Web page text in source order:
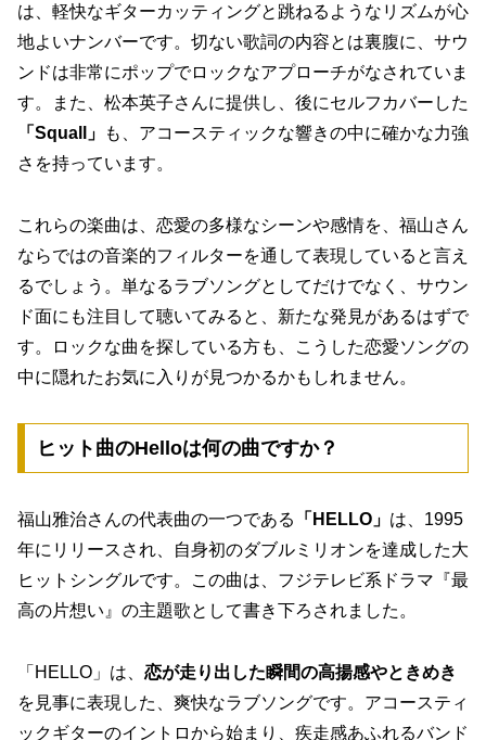
は、軽快なギターカッティングと跳ねるようなリズムが心
地よいナンバーです。切ない歌詞の内容とは裏腹に、サウ
ンドは非常にポップでロックなアプローチがなされていま
す。また、松本英子さんに提供し、後にセルフカバーした
「Squall」
も、アコースティックな響きの中に確かな力強
さを持っています。
これらの楽曲は、 恋愛の多様なシーンや感情を、福山さん
ならではの音楽的フィルターを通して表現している と言え
るでしょう。単なるラブソングとしてだけでなく、サウン
ド面にも注目して聴いてみると、新たな発見があるはずで
す。ロックな曲を探している方も、こうした恋愛ソングの
中に隠れたお気に入りが見つかるかもしれません。
ヒット曲のHelloは何の曲ですか？
福山雅治さんの代表曲の一つである 「HELLO」 は、1995
年にリリースされ、自身初のダブルミリオンを達成した大
ヒットシングルです。この曲は、フジテレビ系ドラマ『最
高の片想い』の主題歌として書き下ろされました。
「HELLO」は、 恋が走り出した瞬間の高揚感やときめき
を見事に表現した、爽快なラブソングです。アコースティ
ックギターのイントロから始まり、疾走感あふれるバンド